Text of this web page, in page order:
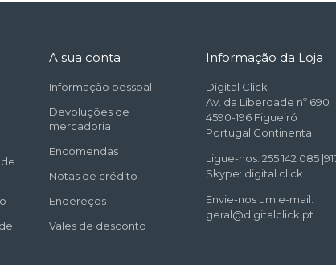
A sua conta
Informação pessoal
Devoluções de
mercadoria
Encomendas
Notas de crédito
Endereços
Vales de desconto
Informação da Loja
Digital Click
Av. da Liberdade nº 690
4590-196 Figueiró
Portugal Continental
Ligue-nos: 255 142 085
Skype: digital.click
Envie-nos um e-mail:
geral@digitalclick.pt